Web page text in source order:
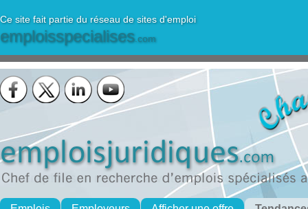
Ce site fait partie du réseau de sites d'emploi
emploisspecialises.com